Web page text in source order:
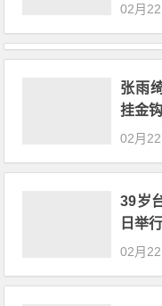
02月22
张雨
挂金钩
02月22
39岁
日举行
02月22